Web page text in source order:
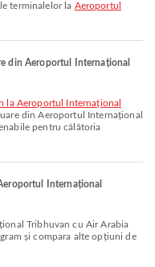
terminalelor la Aeroportul
din Aeroportul Internațional
din Aeroportul Internațional
pentru călătoria
Internațional
și compara alte opțiuni de